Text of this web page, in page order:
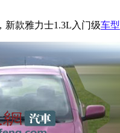
新款雅力士1.3L入门级车型